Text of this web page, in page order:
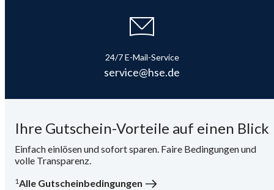
24/7 E-Mail-Service
service@hse.de
Ihre Gutschein-Vorteile auf einen Blick
Einfach einlösen und sofort sparen. Faire Bedingungen und
volle Transparenz.
1Alle Gutscheinbedingungen